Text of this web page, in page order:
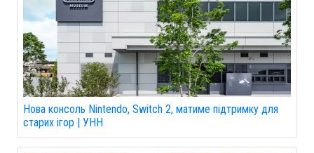
Нова консоль Nintendo, Switch 2, матиме підтримку для
старих ігор | УНН